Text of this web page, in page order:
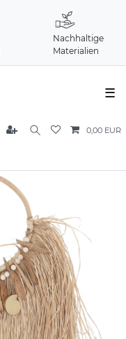
Nachhaltige
Materialien
☰
0,00 EUR